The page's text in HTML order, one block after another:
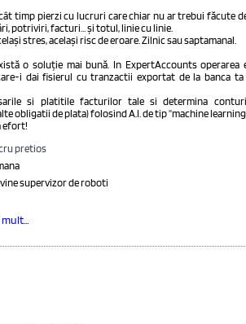
timp pierzi cu lucruri care chiar nu ar trebui făcute
potriviri, facturi… și totul, linie cu linie.
stres, același risc de eroare. Zilnic sau saptamanal.
o soluție mai bună. In ExpertAccounts operarea
i dai fisierul cu tranzactii exportat de la banca
si platitile facturilor tale si determina
obligatii de plata) folosind A.I. de tip "machine
efort!
pretios
supervizor de roboti